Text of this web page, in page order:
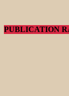
PUBLICATION